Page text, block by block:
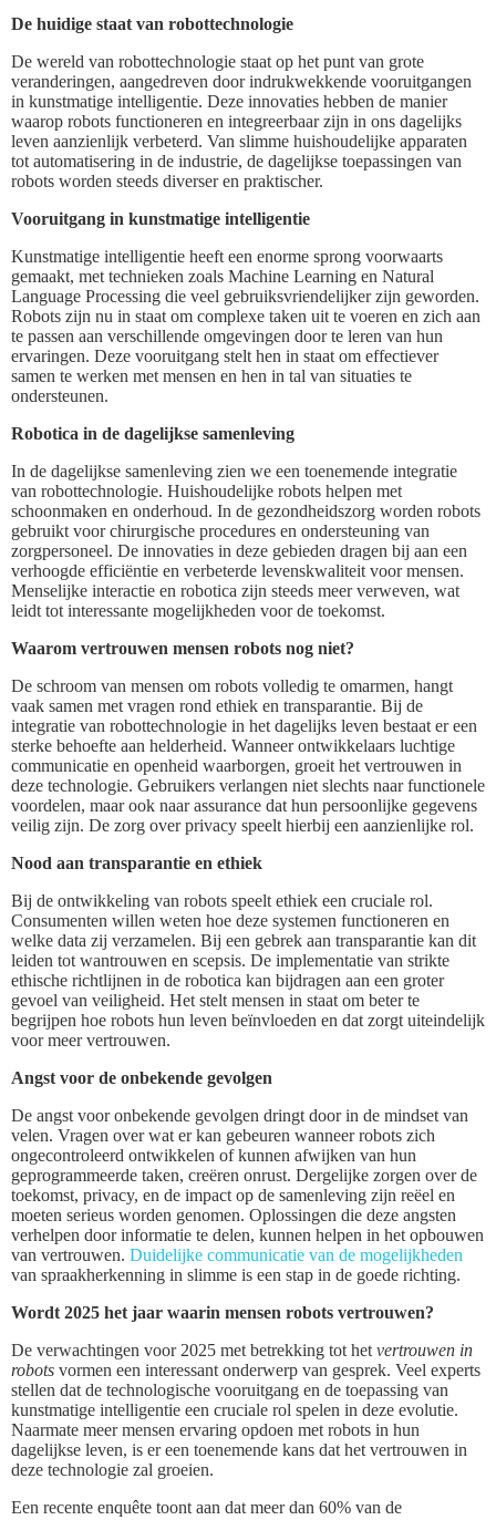
De huidige staat van robottechnologie
De wereld van robottechnologie staat op het punt van grote
veranderingen, aangedreven door indrukwekkende vooruitgangen
in kunstmatige intelligentie. Deze innovaties hebben de manier
waarop robots functioneren en integreerbaar zijn in ons dagelijks
leven aanzienlijk verbeterd. Van slimme huishoudelijke apparaten
tot automatisering in de industrie, de dagelijkse toepassingen van
robots worden steeds diverser en praktischer.
Vooruitgang in kunstmatige intelligentie
Kunstmatige intelligentie heeft een enorme sprong voorwaarts
gemaakt, met technieken zoals Machine Learning en Natural
Language Processing die veel gebruiksvriendelijker zijn geworden.
Robots zijn nu in staat om complexe taken uit te voeren en zich aan
te passen aan verschillende omgevingen door te leren van hun
ervaringen. Deze vooruitgang stelt hen in staat om effectiever
samen te werken met mensen en hen in tal van situaties te
ondersteunen.
Robotica in de dagelijkse samenleving
In de dagelijkse samenleving zien we een toenemende integratie
van robottechnologie. Huishoudelijke robots helpen met
schoonmaken en onderhoud. In de gezondheidszorg worden robots
gebruikt voor chirurgische procedures en ondersteuning van
zorgpersoneel. De innovaties in deze gebieden dragen bij aan een
verhoogde efficiëntie en verbeterde levenskwaliteit voor mensen.
Menselijke interactie en robotica zijn steeds meer verweven, wat
leidt tot interessante mogelijkheden voor de toekomst.
Waarom vertrouwen mensen robots nog niet?
De schroom van mensen om robots volledig te omarmen, hangt
vaak samen met vragen rond ethiek en transparantie. Bij de
integratie van robottechnologie in het dagelijks leven bestaat er een
sterke behoefte aan helderheid. Wanneer ontwikkelaars luchtige
communicatie en openheid waarborgen, groeit het vertrouwen in
deze technologie. Gebruikers verlangen niet slechts naar functionele
voordelen, maar ook naar assurance dat hun persoonlijke gegevens
veilig zijn. De zorg over privacy speelt hierbij een aanzienlijke rol.
Nood aan transparantie en ethiek
Bij de ontwikkeling van robots speelt ethiek een cruciale rol.
Consumenten willen weten hoe deze systemen functioneren en
welke data zij verzamelen. Bij een gebrek aan transparantie kan dit
leiden tot wantrouwen en scepsis. De implementatie van strikte
ethische richtlijnen in de robotica kan bijdragen aan een groter
gevoel van veiligheid. Het stelt mensen in staat om beter te
begrijpen hoe robots hun leven beïnvloeden en dat zorgt uiteindelijk
voor meer vertrouwen.
Angst voor de onbekende gevolgen
De angst voor onbekende gevolgen dringt door in de mindset van
velen. Vragen over wat er kan gebeuren wanneer robots zich
ongecontroleerd ontwikkelen of kunnen afwijken van hun
geprogrammeerde taken, creëren onrust. Dergelijke zorgen over de
toekomst, privacy, en de impact op de samenleving zijn reëel en
moeten serieus worden genomen. Oplossingen die deze angsten
verhelpen door informatie te delen, kunnen helpen in het opbouwen
van vertrouwen. Duidelijke communicatie van de mogelijkheden
van spraakherkenning in slimme is een stap in de goede richting.
Wordt 2025 het jaar waarin mensen robots vertrouwen?
De verwachtingen voor 2025 met betrekking tot het vertrouwen in
robots vormen een interessant onderwerp van gesprek. Veel experts
stellen dat de technologische vooruitgang en de toepassing van
kunstmatige intelligentie een cruciale rol spelen in deze evolutie.
Naarmate meer mensen ervaring opdoen met robots in hun
dagelijkse leven, is er een toenemende kans dat het vertrouwen in
deze technologie zal groeien.
Een recente enquête toont aan dat meer dan 60% van de